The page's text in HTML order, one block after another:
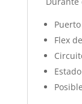
Flex